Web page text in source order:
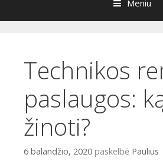
Meniu
Technikos
paslaugos:
žinoti?
6 balandžio, 2020 paskelbė Paulius